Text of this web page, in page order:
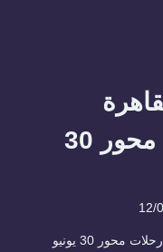
2026 | حجز رحلات محور 30
12/
ليموزين بورسعيد القاهرة 2026 | حجز رحلات محور 30 يونيو